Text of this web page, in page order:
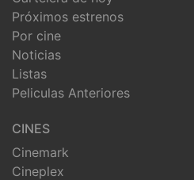
Próximos estrenos
Por cine
Noticias
Listas
Peliculas Anteriores
CINES
Cinemark
Cineplex